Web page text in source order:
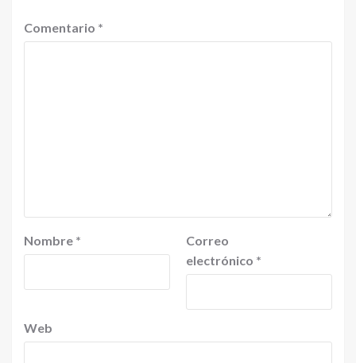
Comentario *
Nombre *
Correo
electrónico *
Web